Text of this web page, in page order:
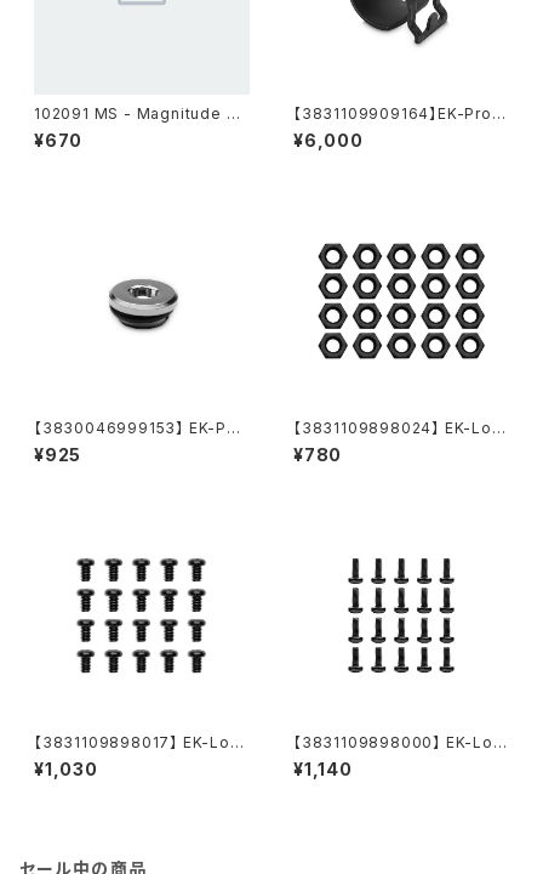
102091 MS - Magnitude Sc
rew M3x9 (Black Chrome)
¥670
【3831109909164】EK-Pro C
lamp 10/17 - 20 pack
¥6,000
【3830046999153】 EK-PLU
G G1/4
¥925
【3831109898024】 EK-Loo
p Nut Set M4 - Black (20pc
s)
¥780
【3831109898017】 EK-Loo
p Phillips Head Screw Set
M4x5mm - Black (20pcs)
¥1,030
【3831109898000】 EK-Loo
p Phillips Head Screw Set
M4x10mm - Black (20pcs)
¥1,140
セール中の商品